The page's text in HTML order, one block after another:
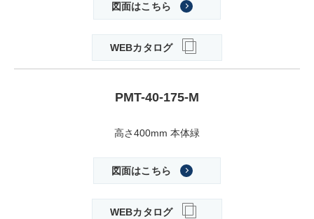
図面はこちら
WEBカタログ
PMT-40-175-M
高さ400mm 本体緑
図面はこちら
WEBカタログ